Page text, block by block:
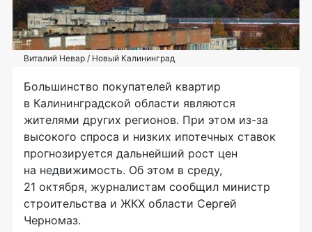
Виталий Невар / Новый Калининград
Большинство покупателей квартир
в Калининградской области являются
жителями других регионов. При этом из-за
высокого спроса и низких ипотечных ставок
прогнозируется дальнейший рост цен
на недвижимость. Об этом в среду,
21 октября, журналистам сообщил министр
строительства и ЖКХ области Сергей
Черномаз.